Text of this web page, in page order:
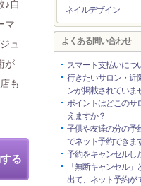
♪自
マ
ュ
が
も
る
ネイルデザイン
よくある問い合わせ
スマート支払いにつ
行きたいサロン・近
ンが掲載されていま
ポイントはどこのサ
えますか？
子供や友達の分の予
でネット予約できま
予約をキャンセルし
「無断キャンセル」
出て、ネット予約が